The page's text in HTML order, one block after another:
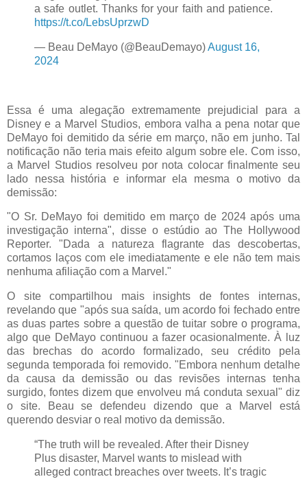
a safe outlet. Thanks for your faith and patience.
https://t.co/LebsUprzwD
— Beau DeMayo (@BeauDemayo)August 16,
2024
Essa é uma alegação extremamente prejudicial para a
Disney e a Marvel Studios, embora valha a pena notar que
DeMayo foi demitido da série em março, não em junho. Tal
notificação não teria mais efeito algum sobre ele. Com isso,
a Marvel Studios resolveu por nota colocar finalmente seu
lado nessa história e informar ela mesma o motivo da
demissão:
"O Sr. DeMayo foi demitido em março de 2024 após uma
investigação interna", disse o estúdio ao The Hollywood
Reporter. "Dada a natureza flagrante das descobertas,
cortamos laços com ele imediatamente e ele não tem mais
nenhuma afiliação com a Marvel."
O site compartilhou mais insights de fontes internas,
revelando que "após sua saída, um acordo foi fechado entre
as duas partes sobre a questão de tuitar sobre o programa,
algo que DeMayo continuou a fazer ocasionalmente. À luz
das brechas do acordo formalizado, seu crédito pela
segunda temporada foi removido. "Embora nenhum detalhe
da causa da demissão ou das revisões internas tenha
surgido, fontes dizem que envolveu má conduta sexual" diz
o site. Beau se defendeu dizendo que a Marvel está
querendo desviar o real motivo da demissão.
“The truth will be revealed. After their Disney
Plus disaster, Marvel wants to mislead with
alleged contract breaches over tweets. It’s tragic